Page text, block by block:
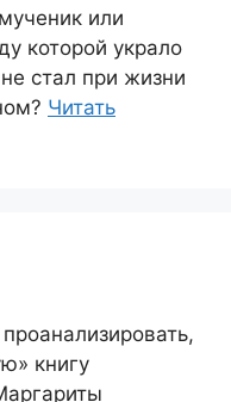
или
которой украло
стал при жизни
Читать
книгу